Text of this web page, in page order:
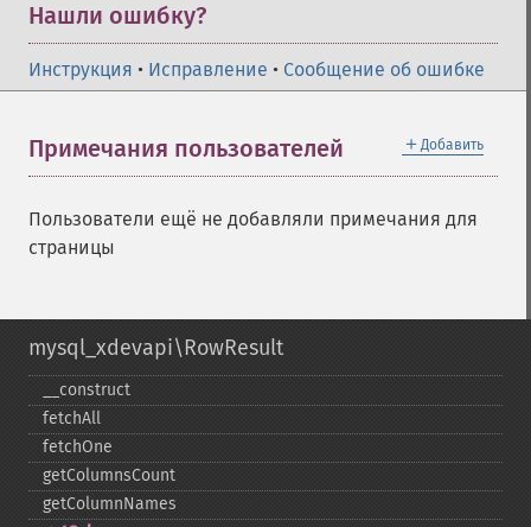
Нашли ошибку?
Инструкция • Исправление • Сообщение об ошибке
＋ Добавить
Примечания пользователей
Пользователи ещё не добавляли примечания для
страницы
mysql_xdevapi\RowResult
_​_​construct
fetchAll
fetchOne
getColumnsCount
getColumnNames